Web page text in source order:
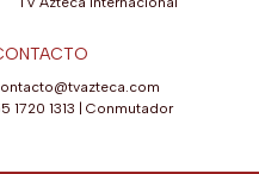
1720 1313
Conmutador